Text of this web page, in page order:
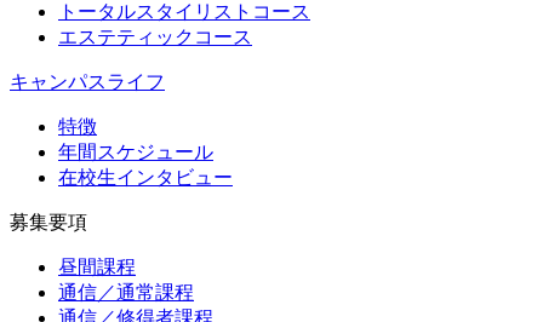
トータルスタイリストコース
エステティックコース
キャンパスライフ
特徴
年間スケジュール
在校生インタビュー
募集要項
昼間課程
通信／通常課程
通信／修得者課程